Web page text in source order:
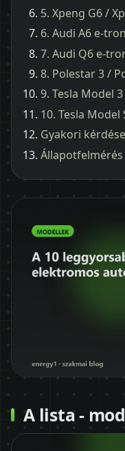
5. Xpeng G6 /
6. Audi A6 e-tron
7. Audi Q6 e-
8. Polestar 3 /
9. Tesla Model 3
10. Tesla Model
Gyakori
Állapotfelmérés
A lista -